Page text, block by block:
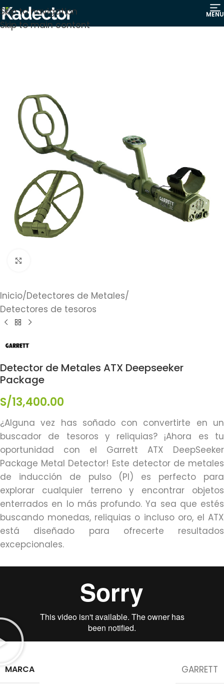
Skip to navigation
Skip to main content
MENU
Inicio/Detectores de Metales/
Detectores de tesoros
Detector de Metales ATX Deepseeker
Package
S/13,400.00
¿Alguna vez has soñado con convertirte en un
buscador de tesoros y reliquias? ¡Ahora es tu
oportunidad con el Garrett ATX DeepSeeker
Package Metal Detector! Este detector de metales
de inducción de pulso (PI) es perfecto para
explorar cualquier terreno y encontrar objetos
enterrados en lo más profundo. Ya sea que estés
buscando monedas, reliquias o incluso oro, el ATX
está diseñado para ofrecerte resultados
excepcionales.
MARCA GARRETT